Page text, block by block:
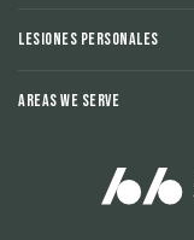
Lesiones Personales
Areas We Serve